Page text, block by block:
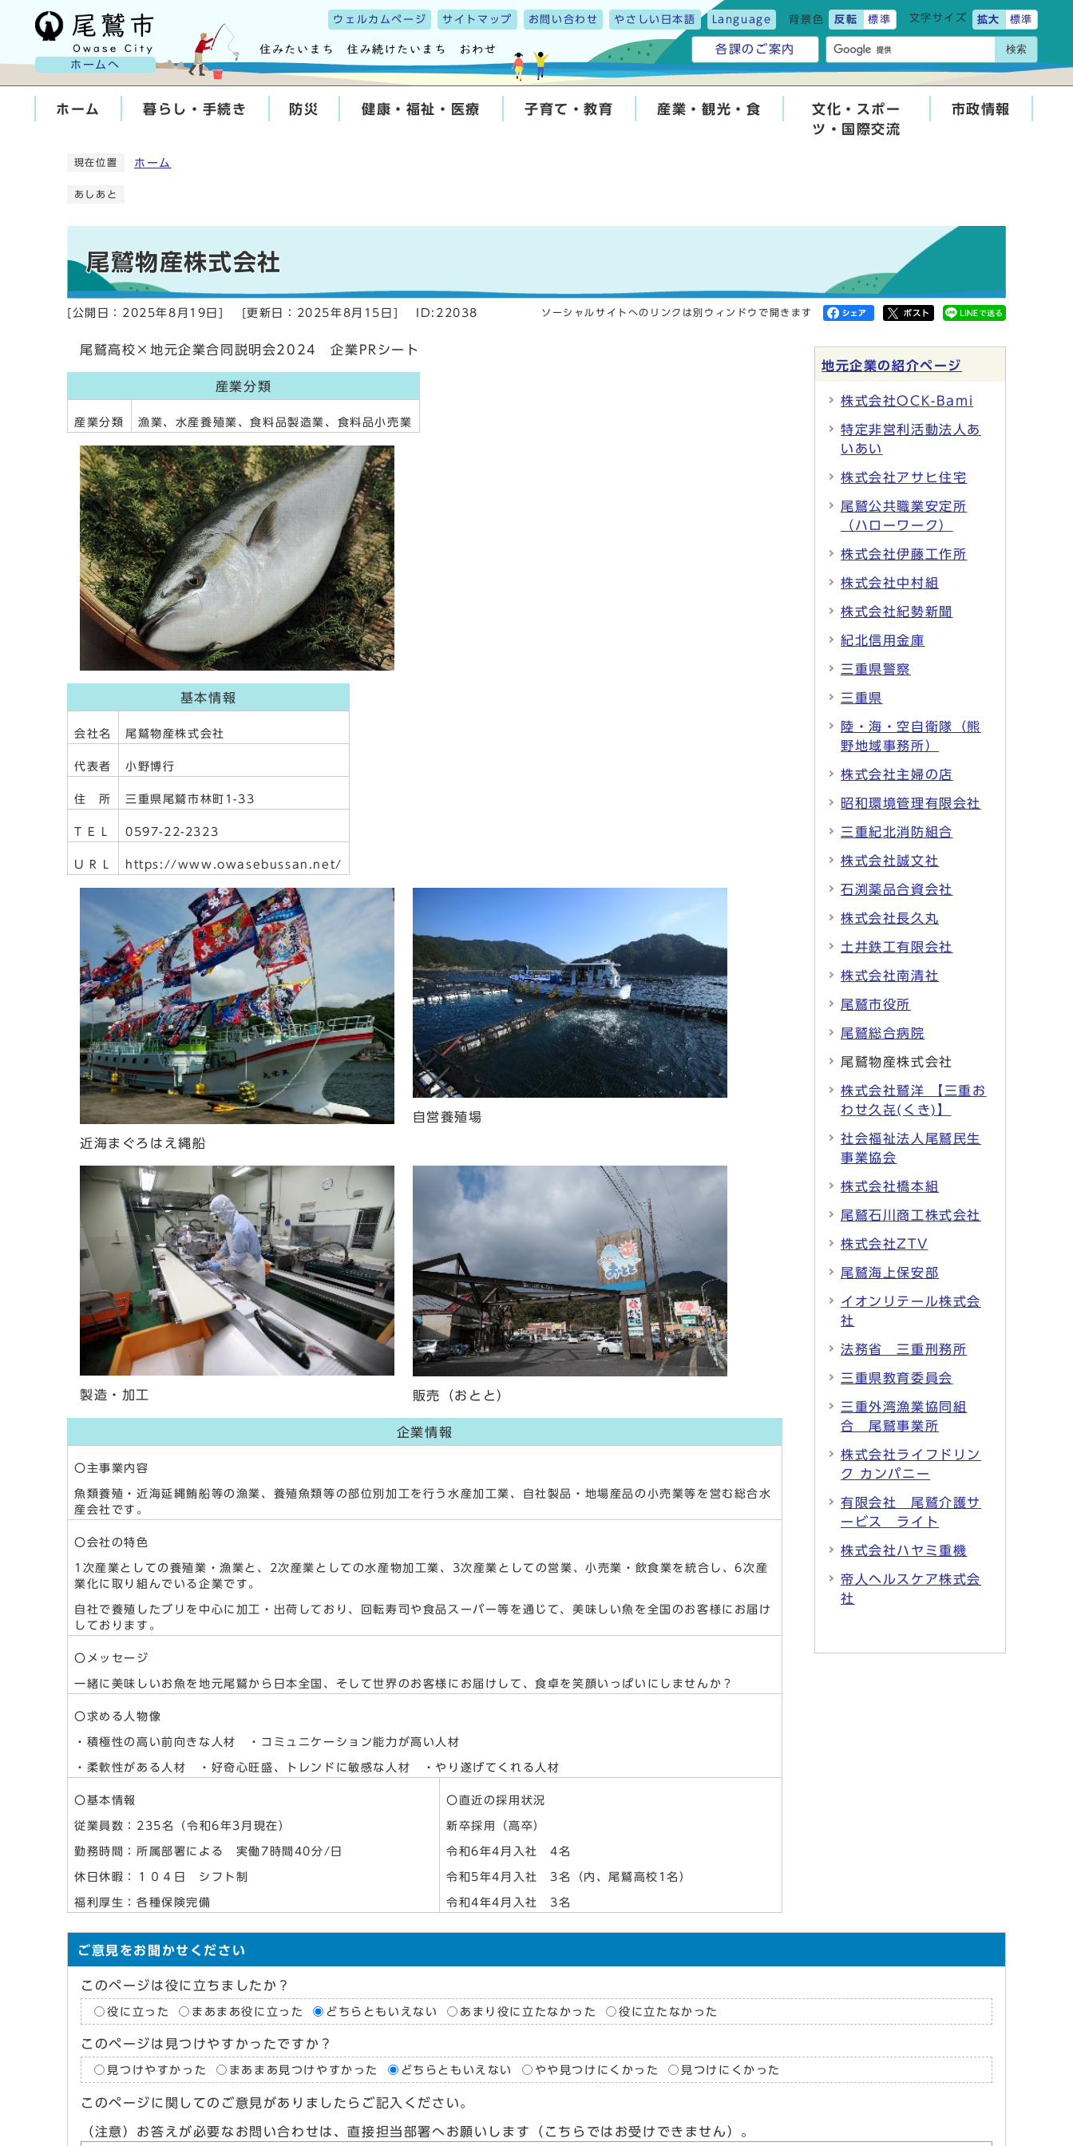
ホームへ
ウェルカムページ サイトマップ お問い合わせ やさしい日本語 Language 背景色 反転 標準 文字サイズ 拡大 標準
各課のご案内 検索
ホーム 暮らし・手続き 防災 健康・福祉・医療 子育て・教育 産業・観光・食
文化・スポー
ツ・国際交流
市政情報
現在位置 ホーム
あしあと
尾鷲物産株式会社
[公開日： 2025年8月19日 [更新日： 2025年8月15日 ID:22038 ソーシャルサイトへのリンクは別ウィンドウで開きます
尾鷲高校×地元企業合同説明会2024 企業PRシート
産業分類
産業分類 漁業、水産養殖業、食料品製造業、食料品小売業
基本情報
会社名 尾鷲物産株式会社
代表者 小野博行
住 所 三重県尾鷲市林町1-33
T E L 0597-22-2323
U R L https://www.owasebussan.net/
近海まぐろはえ縄船
自営養殖場
製造・加工 販売（おとと）
企業情報
〇主事業内容
魚類養殖・近海延縄鮪船等の漁業、養殖魚類等の部位別加工を行う水産加工業、自社製品・地場産品の小売業等を営む総合水
産会社です。
〇会社の特色
1次産業としての養殖業・漁業と、2次産業としての水産物加工業、3次産業としての営業、小売業・飲食業を統合し、6次産
業化に取り組んでいる企業です。
自社で養殖したブリを中心に加工・出荷しており、回転寿司や食品スーパー等を通じて、美味しい魚を全国のお客様にお届け
しております。
〇メッセージ
一緒に美味しいお魚を地元尾鷲から日本全国、そして世界のお客様にお届けして、食卓を笑顔いっぱいにしませんか？
〇求める人物像
・積極性の高い前向きな人材 ・コミュニケーション能力が高い人材
・柔軟性がある人材 ・好奇心旺盛、トレンドに敏感な人材 ・やり遂げてくれる人材
〇基本情報
従業員数：235名（令和6年3月現在）
勤務時間：所属部署による 実働7時間40分/日
休日休暇：１０４日 シフト制
福利厚生：各種保険完備
〇直近の採用状況
新卒採用（高卒）
令和6年4月入社 4名
令和5年4月入社 3名（内、尾鷲高校1名）
令和4年4月入社 3名
地元企業の紹介ページ
株式会社OCK-Bami
特定非営利活動法人あ
いあい
株式会社アサヒ住宅
尾鷲公共職業安定所
（ハローワーク）
株式会社伊藤工作所
株式会社中村組
株式会社紀勢新聞
紀北信用金庫
三重県警察
三重県
陸・海・空自衛隊（熊
野地域事務所）
株式会社主婦の店
昭和環境管理有限会社
三重紀北消防組合
株式会社誠文社
石渕薬品合資会社
株式会社長久丸
土井鉄工有限会社
株式会社南清社
尾鷲市役所
尾鷲総合病院
尾鷲物産株式会社
株式会社鷲洋 【三重お
わせ久㐂(くき)】
社会福祉法人尾鷲民生
事業協会
株式会社橋本組
尾鷲石川商工株式会社
株式会社ZTV
尾鷲海上保安部
イオンリテール株式会
社
法務省 三重刑務所
三重県教育委員会
三重外湾漁業協同組
合 尾鷲事業所
株式会社ライフドリン
ク カンパニー
有限会社 尾鷲介護サ
ービス ライト
株式会社ハヤミ重機
帝人ヘルスケア株式会
社
ご意見をお聞かせください
このページは役に立ちましたか？
役に立った まあまあ役に立った どちらともいえない あまり役に立たなかった 役に立たなかった
このページは見つけやすかったですか？
見つけやすかった まあまあ見つけやすかった どちらともいえない やや見つけにくかった 見つけにくかった
このページに関してのご意見がありましたらご記入ください。
（注意）お答えが必要なお問い合わせは、直接担当部署へお願いします（こちらではお受けできません）。